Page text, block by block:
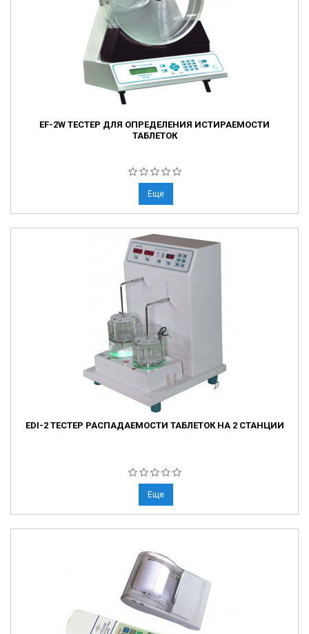
EF-2W ТЕСТЕР ДЛЯ ОПРЕДЕЛЕНИЯ ИСТИРАЕМОСТИ
ТАБЛЕТОК
Еще
EDI-2 ТЕСТЕР РАСПАДАЕМОСТИ ТАБЛЕТОК НА 2 СТАНЦИИ
Еще